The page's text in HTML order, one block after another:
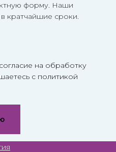
форму. Наши
кратчайшие сроки.
на обработку
c политикой